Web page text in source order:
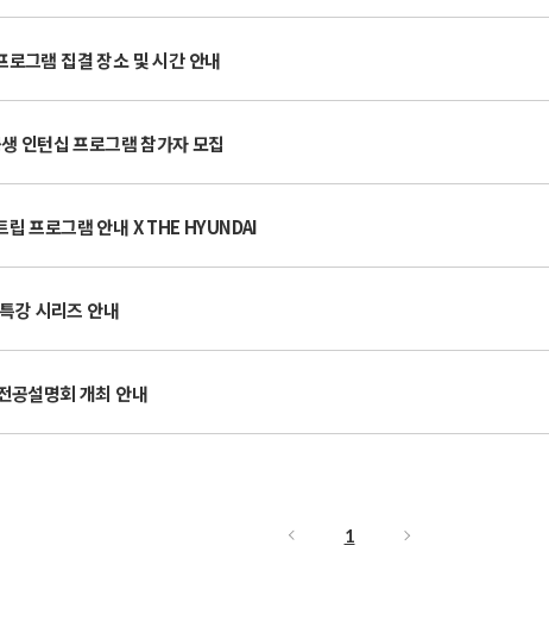
그램 집결 장소 및 시간 안내
인턴십 프로그램 참가자 모집
프로그램 안내 X THE HYUNDAI
강 시리즈 안내
설명회 개최 안내
1